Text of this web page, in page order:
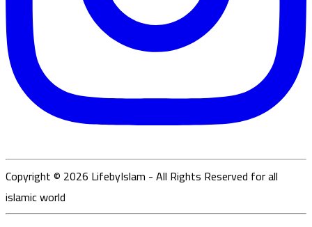
Copyright © 2026 LifebyIslam - All Rights Reserved for all
islamic world